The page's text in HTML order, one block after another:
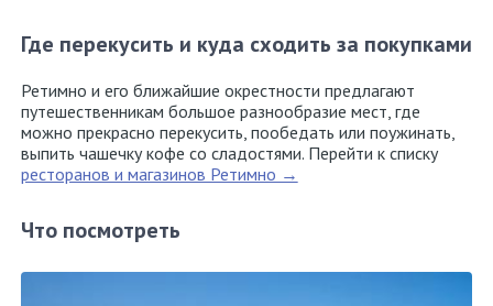
Где перекусить и куда сходить за покупками
Ретимно и его ближайшие окрестности предлагают
путешественникам большое разнообразие мест, где
можно прекрасно перекусить, пообедать или поужинать,
выпить чашечку кофе со сладостями. Перейти к списку
ресторанов и магазинов Ретимно →
Что посмотреть